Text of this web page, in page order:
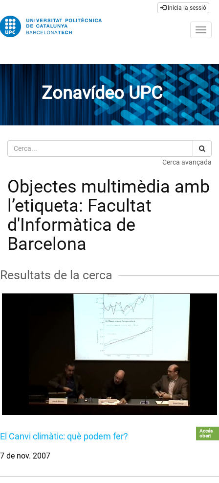
Inicia la sessió
Zonavídeo UPC
Cerca
Cerca avançada
Objectes multimèdia amb
l’etiqueta: Facultat
d'Informàtica de
Barcelona
Resultats de la cerca
El Canvi climàtic: què podem fer?
Accés
obert
7 de nov. 2007